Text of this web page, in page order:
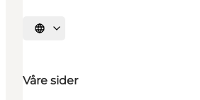
Velg språk
Våre sider